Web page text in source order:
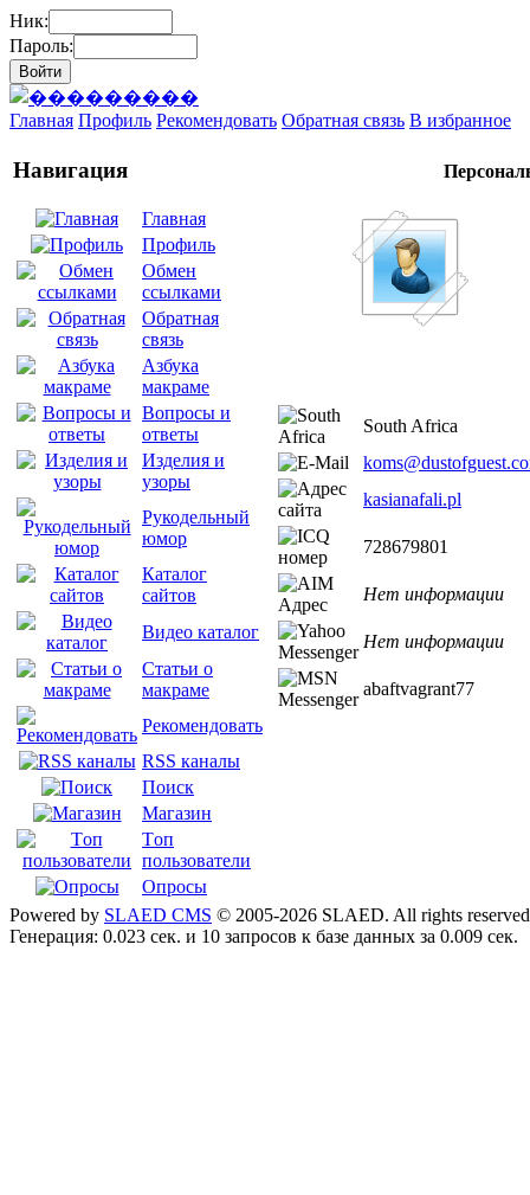
Ник:
Пароль:
Главная Профиль Рекомендовать Обратная связь В избранное
Навигация
Главная
Профиль
Обмен
ссылками
Обратная
связь
Азбука
макраме
Вопросы и
ответы
Изделия и
узоры
Рукодельный
юмор
Каталог
сайтов
Видео каталог
Статьи о
макраме
Рекомендовать
RSS каналы
Поиск
Магазин
Tоп
пользователи
Опросы
South Africa
kasianafali.pl
728679801
Нет информации
Нет информации
abaftvagrant77
Powered by SLAED CMS © 2005-2026 SLAED. All rights
Генерация: 0.023 сек. и 10 запросов к базе данных за 0.009 сек.